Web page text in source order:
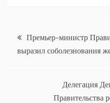
Навигация
по
записям
Премьер-министр
выразил соболезнования
Делегация
Правительства